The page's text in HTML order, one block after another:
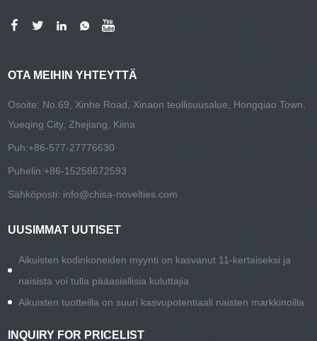
OTA MEIHIN YHTEYTTÄ
Osoite: No.69, Xinhe Road, Xinaon teollisuusalue, Hongqiao Town,
Yueqing City, Zhejiang, Kiina
Puh:+86-577-27776630
Puhelin:+86-15258672593
Sähköposti: info@chisa-novelties.com
UUSIMMAT UUTISET
Aikuisten kodinkoneiden myynti on kasvanut 11-kertaiseksi ja
naisista voi tulla pääasiallisia kuluttajia
Aikuisten tuotteilla on suuri kasvupotentiaali naisten markkinoilla
INQUIRY FOR PRICELIST